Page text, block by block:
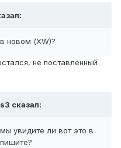
новом (XW)?
не поставленный
сказал:
увидите ли вот это в